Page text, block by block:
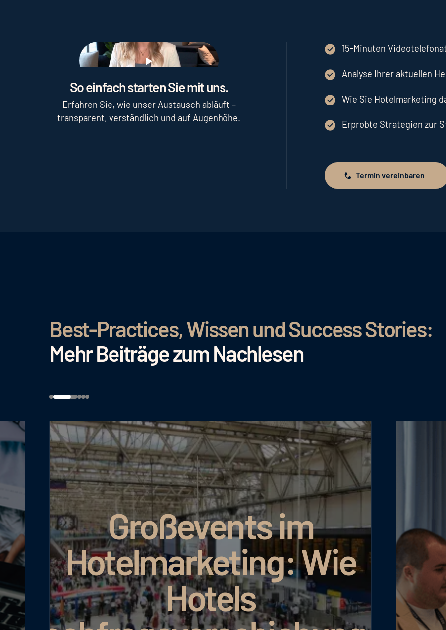
Play
So einfach starten Sie mit uns.
Erfahren Sie, wie unser Austausch abläuft –
transparent, verständlich und auf Augenhöhe.
15-Minuten
Analyse Ihrer aktuellen
Wie Sie Hotelmarketing
Erprobte Strategien zur
Termin vereinbaren
Termin vereinbaren
Best-Practices, Wissen und Success Stories:
Mehr Beiträge zum Nachlesen
Großevents im
Hotelmarketing: Wie
Hotels